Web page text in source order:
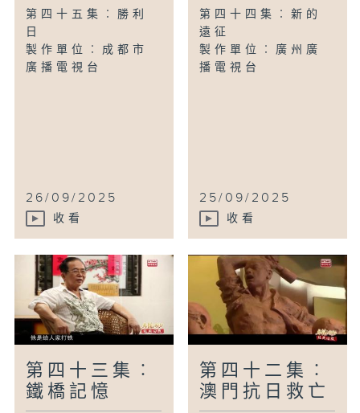
第四十五集︰勝利
日
製作單位︰成都市
廣播電視台
26/09/2025
收看
第四十四集︰新的
遠征
製作單位︰廣州廣
播電視台
25/09/2025
收看
第四十三集︰
鐵橋記憶
第四十二集︰
澳門抗日救亡